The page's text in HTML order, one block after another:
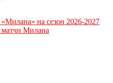
на сезон 2026-2027
Милана